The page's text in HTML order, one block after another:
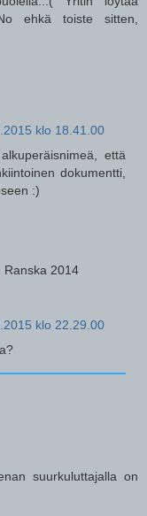
ehkä toiste sitten,
klo 18.41.00
että
dokumentti,
:)
Ranska 2014
klo 22.29.00
suurkuluttajalla on